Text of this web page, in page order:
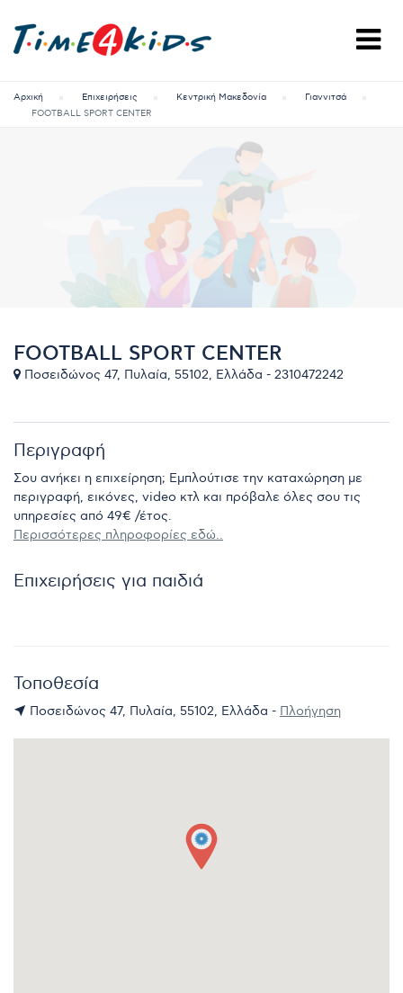
Αρχική Επιχειρήσεις Κεντρική Μακεδονία
Γιαννιτσά
FOOTBALL SPORT CENTER
FOOTBALL SPORT CENTER
Ποσειδώνος 47, Πυλαία, 55102, Ελλάδα - 2310472242
Περιγραφή
Σου ανήκει η επιχείρηση; Εμπλούτισε την καταχώρηση με
περιγραφή, εικόνες, video κτλ και πρόβαλε όλες σου τις
υπηρεσίες από 49€ /έτος.
Περισσότερες πληροφορίες εδώ..
Επιχειρήσεις για παιδιά
Τοποθεσία
Ποσειδώνος 47, Πυλαία, 55102, Ελλάδα - Πλοήγηση